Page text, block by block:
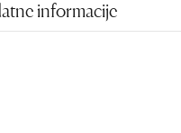
informacije